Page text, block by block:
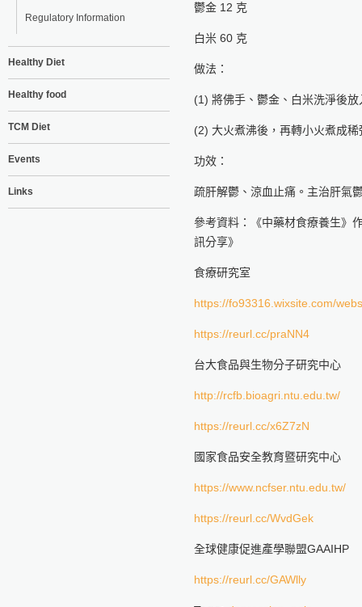
Regulatory Information
Healthy Diet
Healthy food
TCM Diet
Events
Links
鬱金 12 克
白米 60 克
做法：
(1) 將佛手、鬱金、白米洗淨後
(2) 大火煮沸後，再轉小火煮成稀
功效：
疏肝解鬱、涼血止痛。主治肝氣
參考資料：《中藥材食療養生》
訊分享》
食療研究室
https://fo93316.wixsite.com/
https://reurl.cc/praNN4
台大食品與生物分子研究中心
http://rcfb.bioagri.ntu.edu.tw/
https://reurl.cc/x6Z7zN
國家食品安全教育暨研究中心
https://www.ncfser.ntu.edu.tw/
https://reurl.cc/WvdGek
全球健康促進產學聯盟GAAIHP
https://reurl.cc/GAWlly